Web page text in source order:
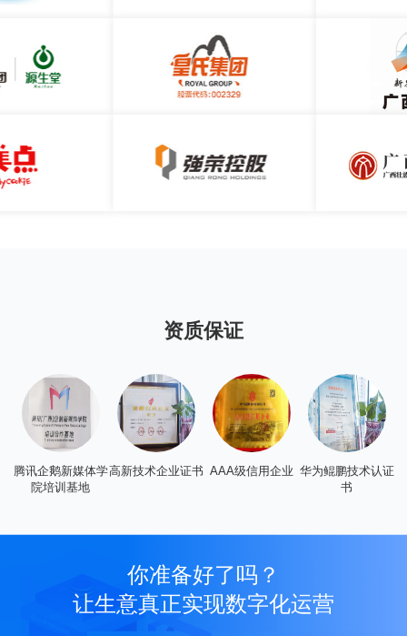
资质保证
腾讯企鹅新媒体学
院培训基地
高新技术企业证书 AAA级信用企业 华为鲲鹏技术认证
书
你准备好了吗？
让生意真正实现数字化运营